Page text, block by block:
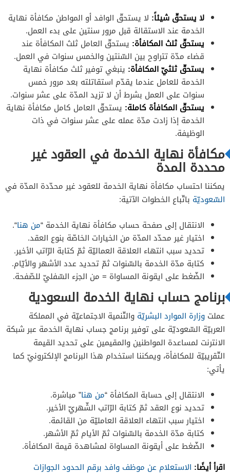
لا يستحقّ شيئاً: لا يستحقّ الوافد أو المواطن مكافأة نهاية
الخدمة عند الاستقالة قبل مرور سنتين على بدء العمل.
يستحقّ ثلث المكافأة: يستحقّ العامل ثلث المكافأة عند
قضاء مدّة تتراوح بين السّنتين والخمس سنوات في العمل.
يستحقّ ثلثيّ المكافأة: ينبغي توفير ثلث مكافأة نهاية
الخدمة للعامل عندما يقدّم استقاتلته بعد مرور خمس
سنوات على العمل بشرط أن لا تزيد المدّة على عشر سنوات.
يستحقّ المكافأة كاملة: يستحقّ العامل كامل مكافأة نهاية
الخدمة إذا زادت مدّة عمله على عشر سنوات في ذات
الوظيفة.
مكافأة نهاية الخدمة في العقود غير
محددة المدة
يمكننا احتساب مكافأة نهاية الخدمة للعقود غير محدّدة المدّة في
السّعوديّة باتّباع الخطوات الآتية:
الانتقال إلى صفحة حساب مكافأة نهاية الخدمة “من هنا“.
اختيار غير محدّد المدّة من الخيارات الخاصّة بنوع العقد.
تحديد سبب انتهاء العلاقة العماليّة ثمّ كتابة الرّاتب الأخير.
كتابة مدّة الخدمة بالسّنوات ثمّ تحديد عدد الأشهر والأيّام.
الضّغط على ايقونة المساواة = من الجزء السّفليّ للصّفحة.
برنامج حساب نهاية الخدمة السعودية
عملت وزارة الموارد البشريّة والتّنمية الاجتماعيّة في المملكة
العربيّة السّعوديّة على توفير برنامج جساب نهاية الخدمة عبر شبكة
الانترنت لمساعدة المواطنين والمقيمين على تحديد القيمة
التّقريبيّة للمكافأة، ويمكننا استخدام هذا البرنامج الإلكترونيّ كما
يأتي:
الانتقال إلى حسابة المكافأة “من هنا” مباشرة.
تحديد نوع العقد ثمّ كتابة الرّاتب الشّهريّ الأخير.
اختيار سبب انتهاء العلاقة العامليّة من القائمة.
كتابة مدّة الخدمة بالسّنوات ثمّ الأيام ثمّ الأشهر.
الضّغط على أيقونة المساواة لمشاهدة قيمة المكافأة.
اقرأ أيضًا: الاستعلام عن موظف وافد برقم الحدود الجوازات